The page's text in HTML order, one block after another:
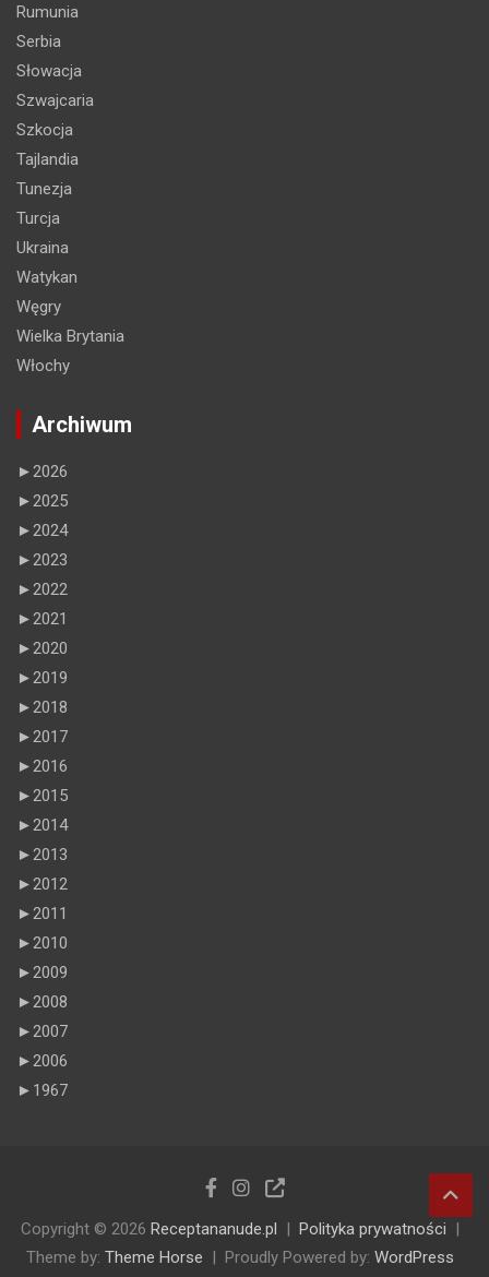
Rumunia
Serbia
Słowacja
Szwajcaria
Szkocja
Tajlandia
Tunezja
Turcja
Ukraina
Watykan
Węgry
Wielka Brytania
Włochy
Archiwum
►2026
►2025
►2024
►2023
►2022
►2021
►2020
►2019
►2018
►2017
►2016
►2015
►2014
►2013
►2012
►2011
►2010
►2009
►2008
►2007
►2006
► 1967
Copyright © 2026 Receptananude.pl
Polityka prywatności
Theme by: Theme Horse Proudly Powered by: WordPress